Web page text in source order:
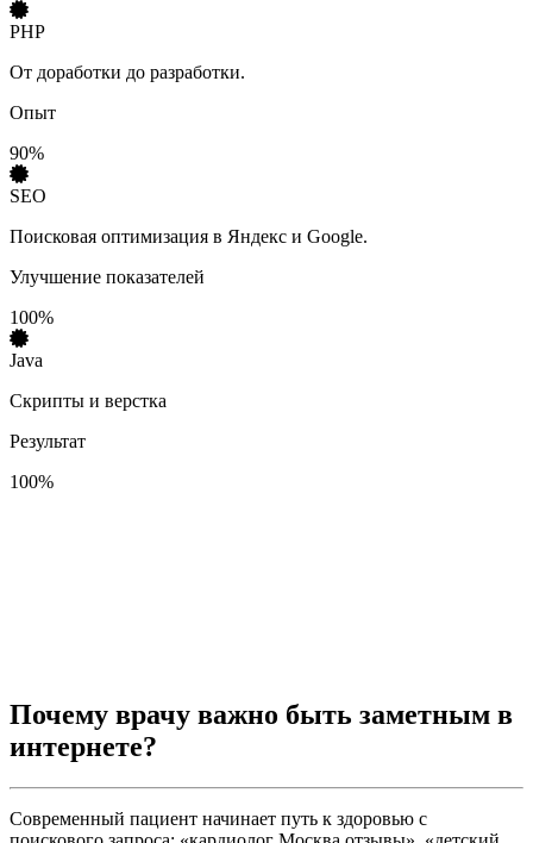
PHP
От доработки до разработки.
Опыт
90%
SEO
Поисковая оптимизация в Яндекс и Google.
Улучшение показателей
100%
Java
Скрипты и верстка
Результат
100%
Почему врачу важно быть заметным в
интернете?
Современный пациент начинает путь к здоровью с